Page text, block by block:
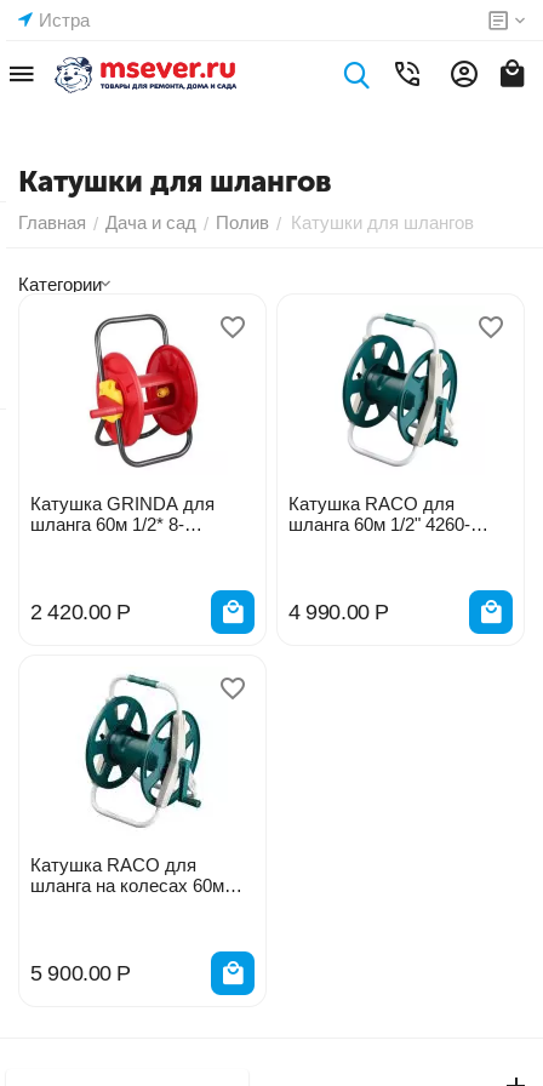
Истра
Катушки для шлангов
Главная / Дача и сад / Полив / Катушки для шлангов
Категории
Катушка GRINDA для
шланга 60м 1/2* 8-
2 420.00 Р
Катушка RACO для
шланга 60м 1/2" 4260-
4 990.00 Р
Катушка RACO для
шланга на колесах 60м
5 900.00 Р